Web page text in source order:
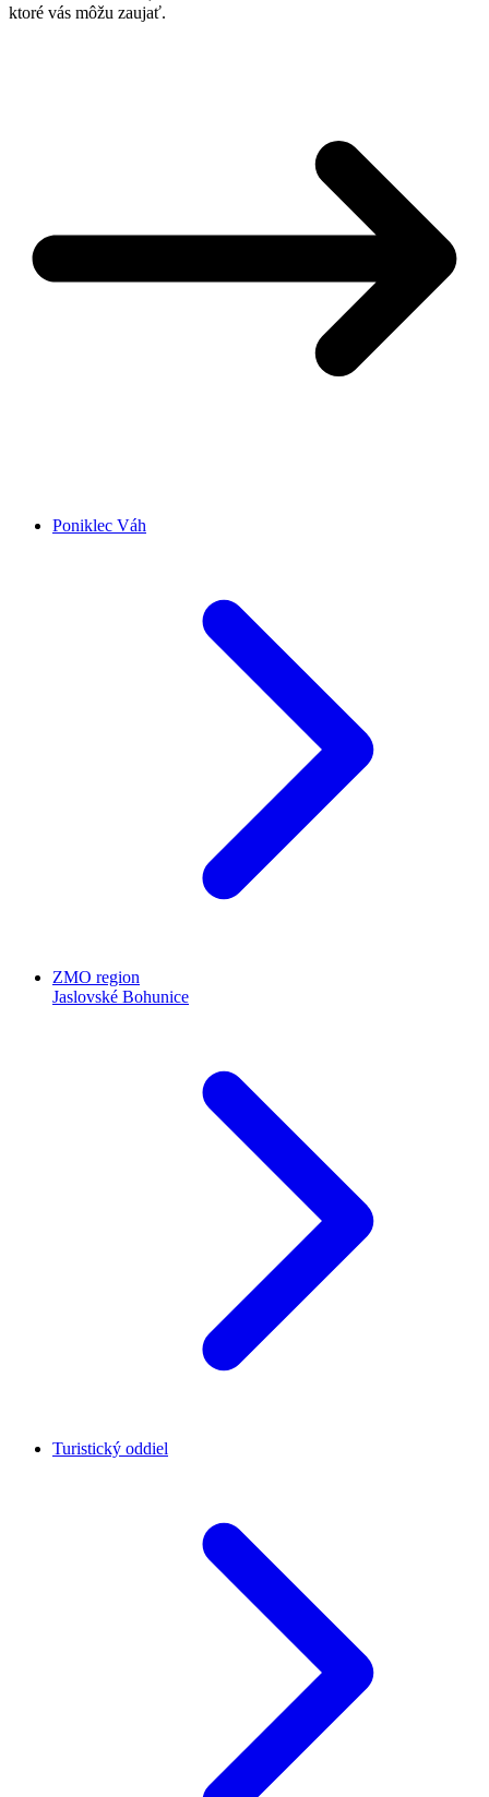
ktoré vás môžu zaujať.
Poniklec Váh
ZMO region
Jaslovské Bohunice
Turistický oddiel